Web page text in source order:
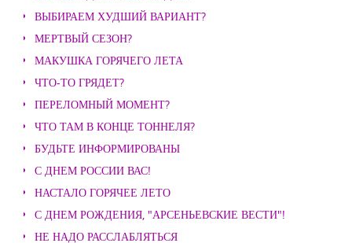
ВЫБИРАЕМ ХУДШИЙ ВАРИАНТ?
МЕРТВЫЙ СЕЗОН?
МАКУШКА ГОРЯЧЕГО ЛЕТА
ЧТО-ТО ГРЯДЕТ?
ПЕРЕЛОМНЫЙ МОМЕНТ?
ЧТО ТАМ В КОНЦЕ ТОННЕЛЯ?
БУДЬТЕ ИНФОРМИРОВАНЫ
С ДНЕМ РОССИИ ВАС!
НАСТАЛО ГОРЯЧЕЕ ЛЕТО
С ДНЕМ РОЖДЕНИЯ, "АРСЕНЬЕВСКИЕ ВЕСТИ"!
НЕ НАДО РАССЛАБЛЯТЬСЯ